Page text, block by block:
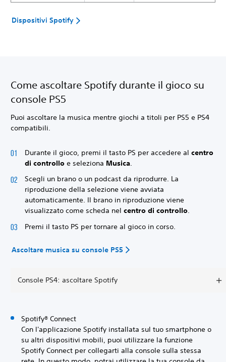
Dispositivi Spotify
Come ascoltare Spotify durante il gioco su
console PS5
Puoi ascoltare la musica mentre giochi a titoli per PS5 e PS4
compatibili.
Durante il gioco, premi il tasto PS per accedere al centro
di controllo e seleziona Musica
Scegli un brano o un podcast da riprodurre. La
riproduzione della selezione viene avviata
automaticamente. Il brano in riproduzione viene
visualizzato come scheda nel centro di controllo.
Premi il tasto PS per tornare al gioco in corso.
Ascoltare musica su console PS5
Console PS4: ascoltare Spotify
Spotify® Connect
Con l'applicazione Spotify installata sul tuo smartphone o
su altri dispositivi mobili, puoi utilizzare la funzione
Spotify Connect per collegarti alla console sulla stessa